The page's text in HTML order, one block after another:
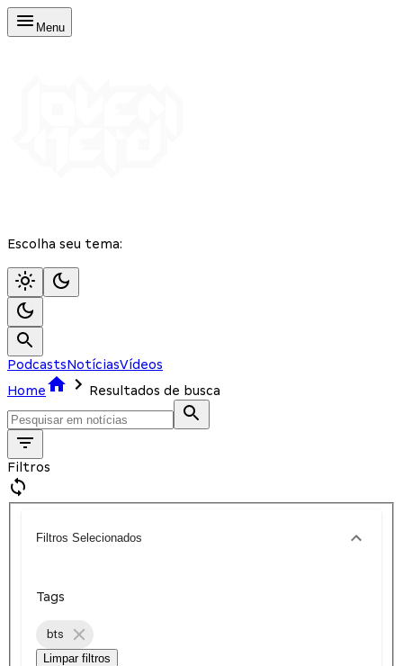
Menu
Escolha seu tema:
PodcastsNotíciasVídeos
Home
Resultados de busca
Filtros
Filtros Selecionados
Tags
bts
Limpar filtros